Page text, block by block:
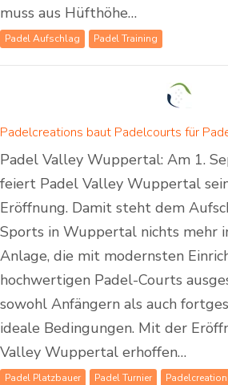
muss aus Hüfthöhe…
Padel Aufschlag Padel Training
Padel Valley Wuppertal: Am 1.
feiert Padel Valley Wuppertal
Eröffnung. Damit steht dem
Sports in Wuppertal nichts mehr
Anlage, die mit modernsten
hochwertigen Padel-Courts
sowohl Anfängern als auch
ideale Bedingungen. Mit der
Valley Wuppertal erhoffen…
Padel Platzbauer Padel Turnier